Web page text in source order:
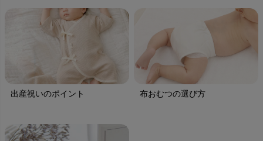
出産祝いのポイント 布おむつの選び方